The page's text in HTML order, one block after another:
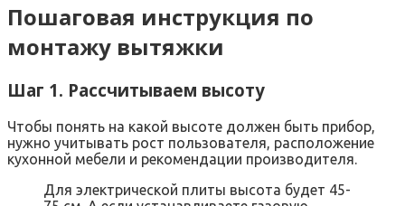
Пошаговая инструкция по
монтажу вытяжки
Шаг 1. Рассчитываем высоту
Чтобы понять на какой высоте должен быть прибор,
нужно учитывать рост пользователя, расположение
кухонной мебели и рекомендации производителя.
Для электрической плиты высота будет 45-